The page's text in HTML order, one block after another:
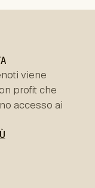
viene
profit che
accesso ai